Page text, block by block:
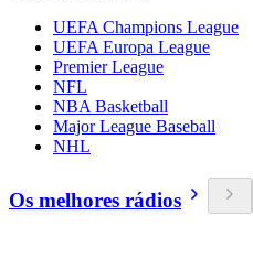
UEFA Champions League
UEFA Europa League
Premier League
NFL
NBA Basketball
Major League Baseball
NHL
Os melhores rádios